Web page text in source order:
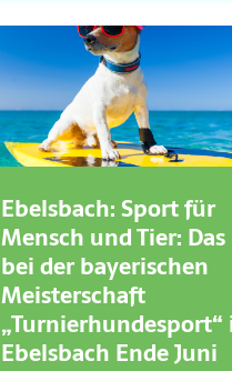
Ebelsbach: Sport für
Mensch und Tier:
bei der bayerischen
Meisterschaft
„Turnierhundesport“
Ebelsbach Ende Juni